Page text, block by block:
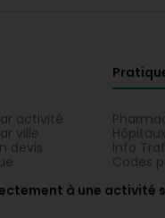
activité
ville
devis
Info
Codes
à une activité